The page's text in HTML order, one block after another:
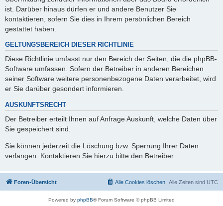
ist. Darüber hinaus dürfen er und andere Benutzer Sie
kontaktieren, sofern Sie dies in Ihrem persönlichen Bereich
gestattet haben.
GELTUNGSBEREICH DIESER RICHTLINIE
Diese Richtlinie umfasst nur den Bereich der Seiten, die die phpBB-
Software umfassen. Sofern der Betreiber in anderen Bereichen
seiner Software weitere personenbezogene Daten verarbeitet, wird
er Sie darüber gesondert informieren.
AUSKUNFTSRECHT
Der Betreiber erteilt Ihnen auf Anfrage Auskunft, welche Daten über
Sie gespeichert sind.
Sie können jederzeit die Löschung bzw. Sperrung Ihrer Daten
verlangen. Kontaktieren Sie hierzu bitte den Betreiber.
Foren-Übersicht Alle Zeiten sind UTC
Alle Cookies löschen
Powered by phpBB® Forum Software © phpBB Limited